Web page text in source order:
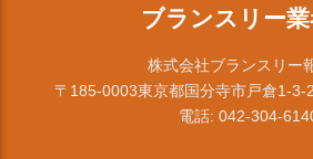
ブランスリー
株式会社ブランスリー
〒185-0003東京都国分寺市戸倉1-3-
電話: 042-304-